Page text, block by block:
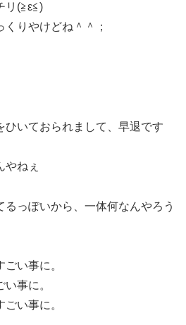
リ(≧ε≦)
りやけどね＾＾；
ひいておられまして、早退です
やねぇ
っぽいから、一体何なんやろう
い事に。
事に。
い事に。